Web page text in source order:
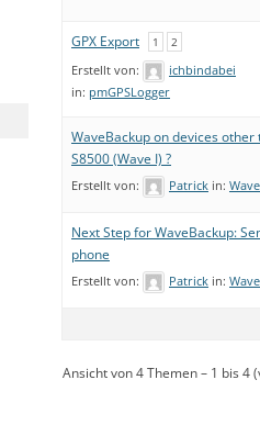
GPX Export 1 2
Erstellt von:
ichbindabei
in: pmGPSLogger
WaveBackup on devices other
S8500 (Wave I) ?
Erstellt von: Patrick in:
Next Step for WaveBackup:
phone
Erstellt von: Patrick in:
Ansicht von 4 Themen – 1 bis 4